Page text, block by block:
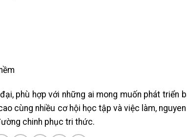
phù hợp với những ai mong muốn phát triển
cùng nhiều cơ hội học tập và việc làm,
chinh phục tri thức.